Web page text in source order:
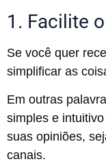
1. Facilite
Se você quer
simplificar as
Em outras
simples e
suas opiniões,
canais.